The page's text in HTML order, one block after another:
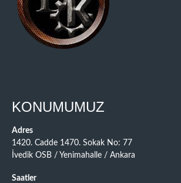
KONUMUMUZ
Adres
1420. Cadde 1470. Sokak No: 77
İvedik OSB / Yenimahalle / Ankara
Saatler